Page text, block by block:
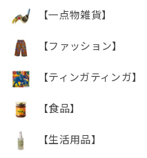
【一点物雑貨】
【ファッション】
【ティンガティンガ】
【食品】
【生活用品】